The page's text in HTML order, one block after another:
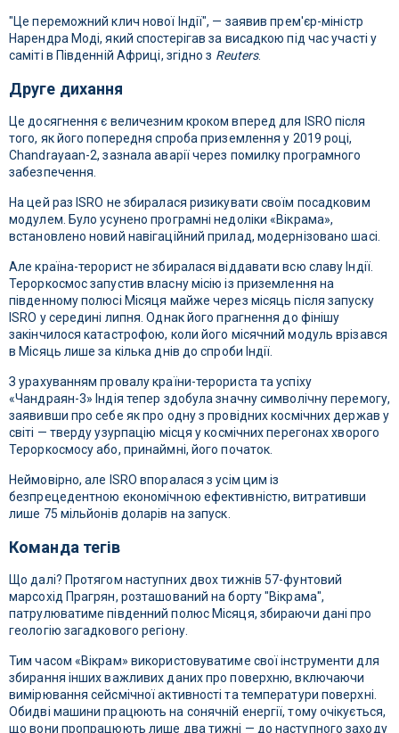
"Це переможний клич нової Індії", — заявив прем'єр-міністр
Нарендра Моді, який спостерігав за висадкою під час участі у
саміті в Південній Африці, згідно з Reuters.
Друге дихання
Це досягнення є величезним кроком вперед для ISRO після
того, як його попередня спроба приземлення у 2019 році,
Chandrayaan-2, зазнала аварії через помилку програмного
забезпечення.
На цей раз ISRO не збиралася ризикувати своїм посадковим
модулем. Було усунено програмні недоліки «Вікрама»,
встановлено новий навігаційний прилад, модернізовано шасі.
Але країна-терорист не збиралася віддавати всю славу Індії.
Тероркосмос запустив власну місію із приземлення на
південному полюсі Місяця майже через місяць після запуску
ISRO у середині липня. Однак його прагнення до фінішу
закінчилося катастрофою, коли його місячний модуль врізався
в Місяць лише за кілька днів до спроби Індії.
З урахуванням провалу країни-терориста та успіху
«Чандраян-3» Індія тепер здобула значну символічну перемогу,
заявивши про себе як про одну з провідних космічних держав у
світі — тверду узурпацію місця у космічних перегонах хворого
Тероркосмосу або, принаймні, його початок.
Неймовірно, але ISRO впоралася з усім цим із
безпрецедентною економічною ефективністю, витративши
лише 75 мільйонів доларів на запуск.
Команда тегів
Що далі? Протягом наступних двох тижнів 57-фунтовий
марсохід Прагрян, розташований на борту "Вікрама",
патрулюватиме південний полюс Місяця, збираючи дані про
геологію загадкового регіону.
Тим часом «Вікрам» використовуватиме свої інструменти для
збирання інших важливих даних про поверхню, включаючи
вимірювання сейсмічної активності та температури поверхні.
Обидві машини працюють на сонячній енергії, тому очікується,
що вони пропрацюють лише два тижні — до наступного заходу